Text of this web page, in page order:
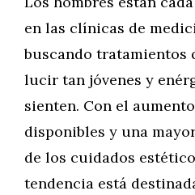
en las clínicas de
buscando tratamientos
lucir tan jóvenes y
sienten. Con el
disponibles y una
de los cuidados
tendencia está